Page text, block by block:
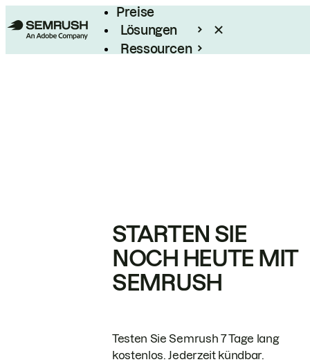
Preise
Lösungen
Ressourcen
STARTEN SIE
NOCH HEUTE MIT
SEMRUSH
Testen Sie Semrush 7 Tage lang
kostenlos. Jederzeit kündbar.